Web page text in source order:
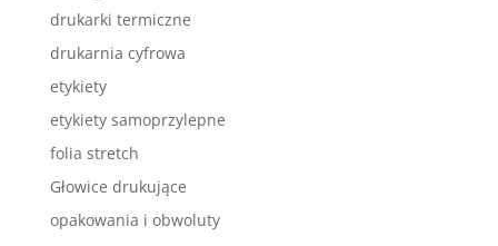
drukarki termiczne
drukarnia cyfrowa
etykiety
etykiety samoprzylepne
folia stretch
Głowice drukujące
opakowania i obwoluty